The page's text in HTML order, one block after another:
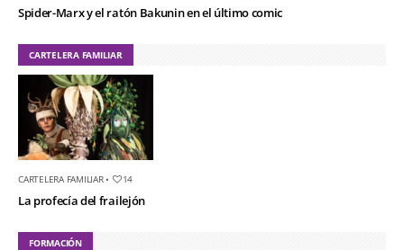
Spider-Marx y el ratón Bakunin en el último comic
CARTELERA FAMILIAR
CARTELERA FAMILIAR• 14
La profecía del frailejón
FORMACIÓN